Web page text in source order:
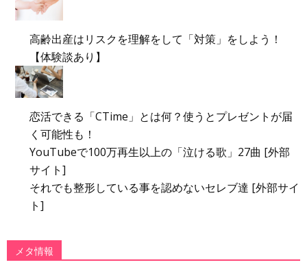
高齢出産はリスクを理解をして「対策」をしよう！
【体験談あり】
恋活できる「CTime」とは何？使うとプレゼントが届
く可能性も！
YouTubeで100万再生以上の「泣ける歌」27曲 [外部
サイト]
それでも整形している事を認めないセレブ達 [外部サイ
ト]
メタ情報